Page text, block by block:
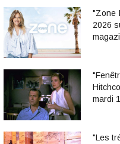
"Zone
2026
mardi
"Les